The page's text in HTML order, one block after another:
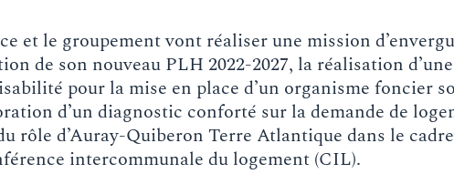
et le groupement vont réaliser une mission
de son nouveau PLH 2022-2027, la réalisation
pour la mise en place d’un organisme foncier
d’un diagnostic conforté sur la demande de
rôle d’Auray-Quiberon Terre Atlantique dans le
intercommunale du logement (CIL).